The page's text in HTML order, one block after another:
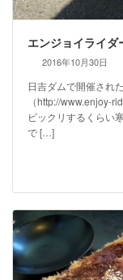
エンジョイライ
2016年10月30日
日吉ダムで開催され
（http://www.enjoy-
ビックリするくらい
で […]